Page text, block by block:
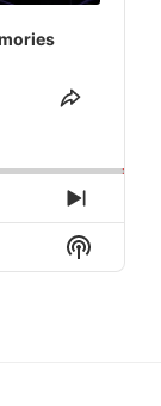
Share
Next
Show